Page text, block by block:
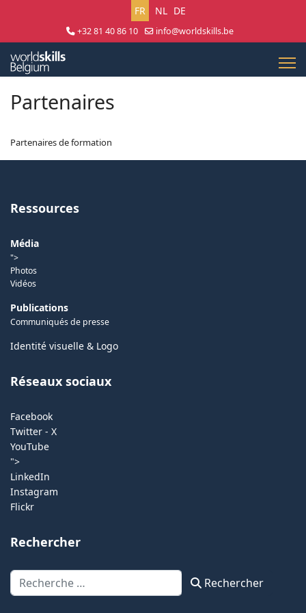
Sélectionnez votre langue
FR NL DE
+32 81 40 86 10
info@worldskills.be
Partenaires
Partenaires de formation
Ressources
Média
">
Photos
Vidéos
Publications
Communiqués de presse
Identité visuelle & Logo
Réseaux sociaux
Facebook
Twitter - X
YouTube
">
LinkedIn
Instagram
Flickr
Rechercher
Rechercher Rechercher